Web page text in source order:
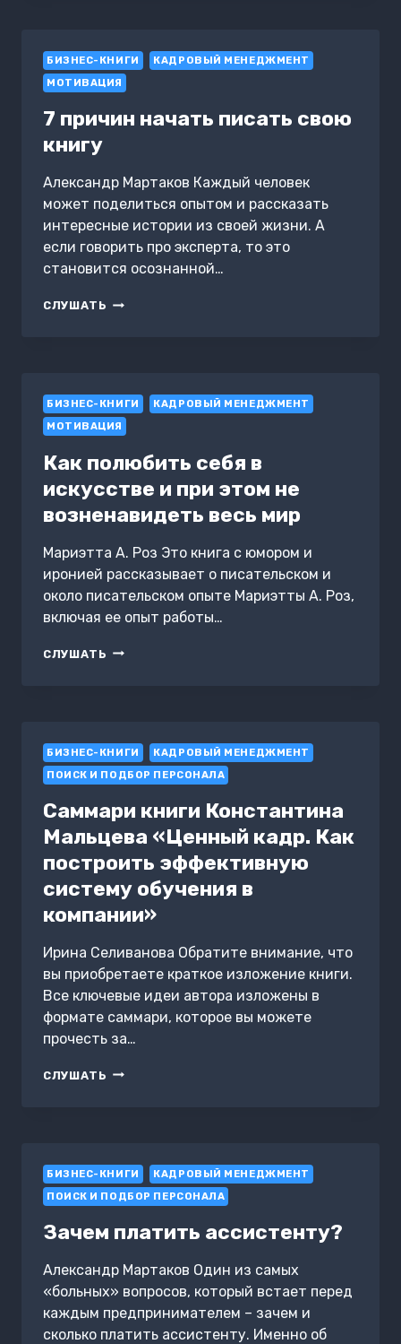
БИЗНЕС-КНИГИ
КАДРОВЫЙ МЕНЕДЖМЕНТ
МОТИВАЦИЯ
7 причин начать писать свою
книгу
Александр Мартаков Каждый человек
может поделиться опытом и рассказать
интересные истории из своей жизни. А
если говорить про эксперта, то это
становится осознанной…
СЛУШАТЬ 7
БИЗНЕС-КНИГИ
КАДРОВЫЙ МЕНЕДЖМЕНТ
МОТИВАЦИЯ
Как полюбить себя в
искусстве и при этом не
возненавидеть весь мир
Мариэтта А. Роз Это книга с юмором и
иронией рассказывает о писательском и
около писательском опыте Мариэтты А. Роз,
включая ее опыт работы…
СЛУШАТЬ КАК
ПРИ
ЭТОМ
НЕ
ВОЗНЕНАВИДЕТЬ
ВЕСЬ
МИР
БИЗНЕС-КНИГИ
КАДРОВЫЙ МЕНЕДЖМЕНТ
ПОИСК И ПОДБОР ПЕРСОНАЛА
Саммари книги Константина
Мальцева «Ценный кадр. Как
построить эффективную
систему обучения в
компании»
Ирина Селиванова Обратите внимание, что
вы приобретаете краткое изложение книги.
Все ключевые идеи автора изложены в
формате саммари, которое вы можете
прочесть за…
СЛУШАТЬ САММАРИ
КАК
ПОСТРОИТЬ
ЭФФЕКТИВНУЮ
СИСТЕМУ
ОБУЧЕНИЯ
КОМПАНИИ»
БИЗНЕС-КНИГИ
КАДРОВЫЙ МЕНЕДЖМЕНТ
ПОИСК И ПОДБОР ПЕРСОНАЛА
Зачем платить ассистенту?
Александр Мартаков Один из самых
«больных» вопросов, который встает перед
каждым предпринимателем – зачем и
сколько платить ассистенту. Именно об